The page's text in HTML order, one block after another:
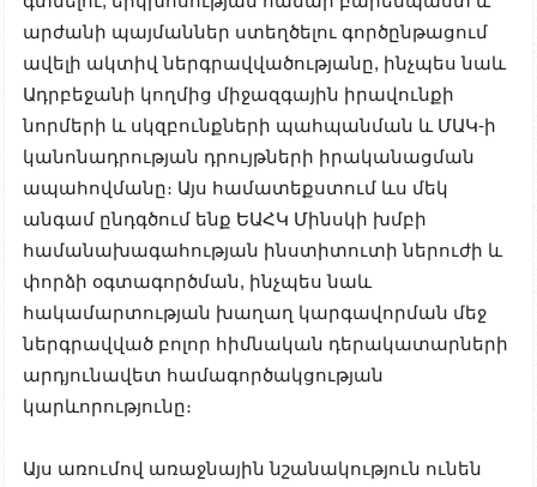
արժանի պայմաններ ստեղծելու գործընթացում
ավելի ակտիվ ներգրավվածությանը, ինչպես նաև
Ադրբեջանի կողմից միջազգային իրավունքի
նորմերի և սկզբունքների պահպանման և ՄԱԿ-ի
կանոնադրության դրույթների իրականացման
ապահովմանը։ Այս համատեքստում ևս մեկ
անգամ ընդգծում ենք ԵԱՀԿ Մինսկի խմբի
համանախագահության ինստիտուտի ներուժի և
փորձի օգտագործման, ինչպես նաև
հակամարտության խաղաղ կարգավորման մեջ
ներգրավված բոլոր հիմնական դերակատարների
արդյունավետ համագործակցության
կարևորությունը։
Այս առումով առաջնային նշանակություն ունեն